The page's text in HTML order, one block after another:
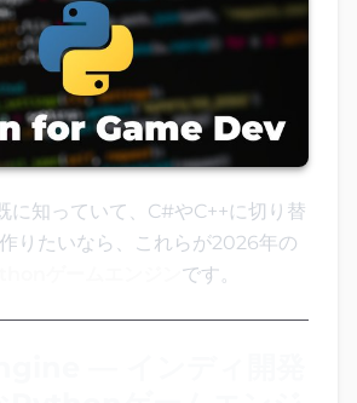
知っていて、C#やC++に切り替
りたいなら、これらが2026年の
です。